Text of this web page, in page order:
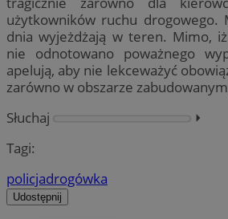
użytkowników ruchu drogowego.
dnia wyjeżdżają w teren. Mimo,
nie odnotowano poważnego
apelują, aby nie lekceważyć
zarówno w obszarze
Słuchaj
⏵︎
Tagi:
policjadrogówka
Udostępnij